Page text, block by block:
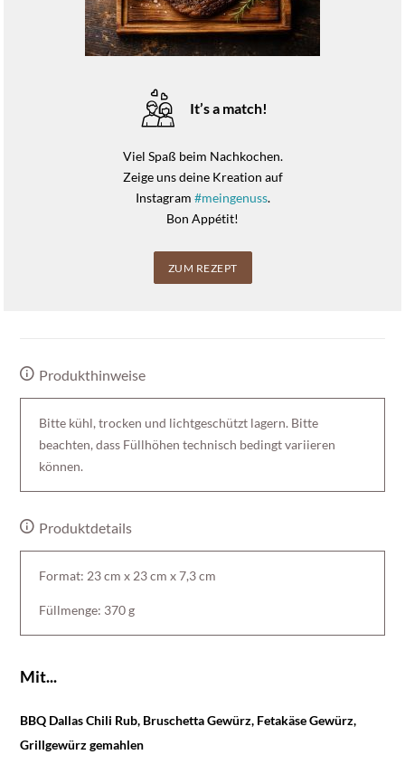
It’s a match!
Viel Spaß beim Nachkochen.
Zeige uns deine Kreation auf
Instagram #meingenuss.
Bon Appétit!
ZUM REZEPT
Produkthinweise
Bitte kühl, trocken und lichtgeschützt lagern. Bitte
beachten, dass Füllhöhen technisch bedingt variieren
können.
Produktdetails
Format: 23 cm x 23 cm x 7,3 cm
Füllmenge: 370 g
Mit...
BBQ Dallas Chili Rub, Bruschetta Gewürz, Fetakäse Gewürz,
Grillgewürz gemahlen